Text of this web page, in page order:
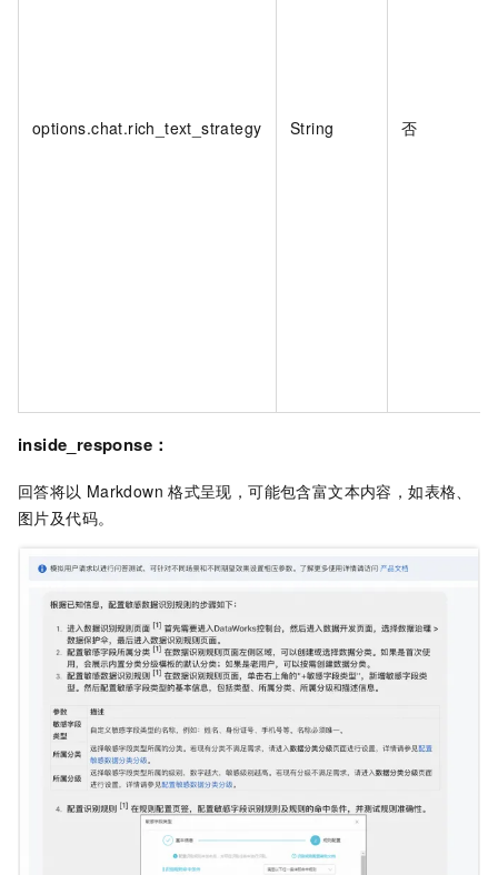
options.chat.rich_text_strategy String 否
inside_response：
回答将以 Markdown 格式呈现，可能包含富文本内容，如表格、
图片及代码。